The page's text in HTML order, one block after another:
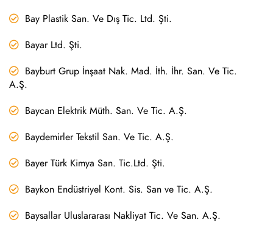
Bay Plastik San. Ve Dış Tic. Ltd. Şti.
Bayar Ltd. Şti.
Bayburt Grup İnşaat Nak. Mad. İth. İhr. San. Ve Tic.
A.Ş.
Baycan Elektrik Müth. San. Ve Tic. A.Ş.
Baydemirler Tekstil San. Ve Tic. A.Ş.
Bayer Türk Kimya San. Tic.Ltd. Şti.
Baykon Endüstriyel Kont. Sis. San ve Tic. A.Ş.
Baysallar Uluslararası Nakliyat Tic. Ve San. A.Ş.